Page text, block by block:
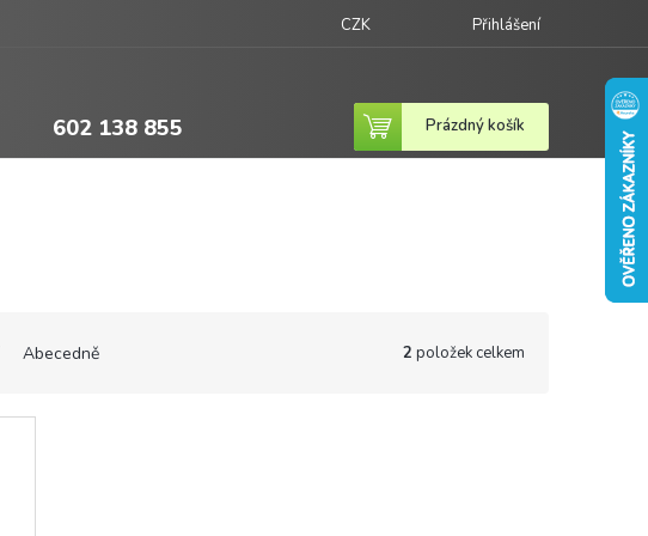
CZK Přihlášení
602 138 855
Nákupní
košík
Prázdný košík
Abecedně 2 položek celkem